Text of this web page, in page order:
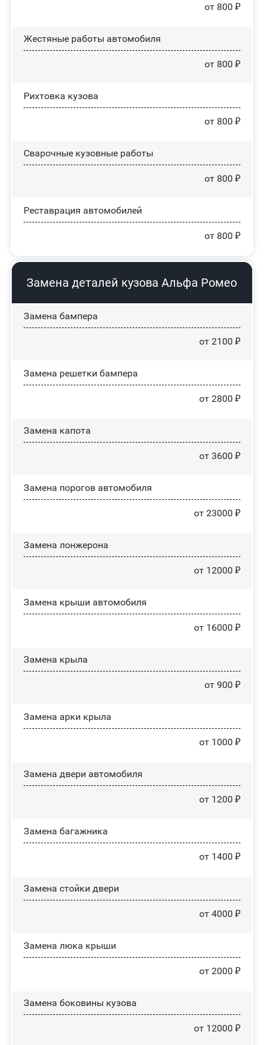
от 800 ₽
Жестяные работы автомобиля
от 800 ₽
Рихтовка кузова
от 800 ₽
Сварочные кузовные работы
от 800 ₽
Реставрация автомобилей
от 800 ₽
Замена деталей кузова Альфа Ромео
Замена бампера
от 2100 ₽
Замена решетки бампера
от 2800 ₽
Замена капота
от 3600 ₽
Замена порогов автомобиля
от 23000 ₽
Замена лонжерона
от 12000 ₽
Замена крыши автомобиля
от 16000 ₽
Замена крыла
от 900 ₽
Замена арки крыла
от 1000 ₽
Замена двери автомобиля
от 1200 ₽
Замена багажника
от 1400 ₽
Зaмeнa cтoйĸи двepи
от 4000 ₽
Зaмeнa люĸa ĸpыши
от 2000 ₽
Замена боковины кузова
от 12000 ₽